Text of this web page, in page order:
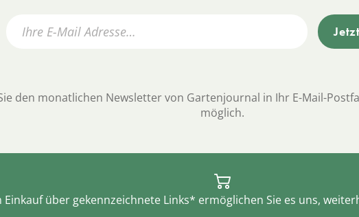
den monatlichen Newsletter von Gartenjournal in Ihr E-Mail-
möglich.
Einkauf über gekennzeichnete Links* ermöglichen Sie es uns,